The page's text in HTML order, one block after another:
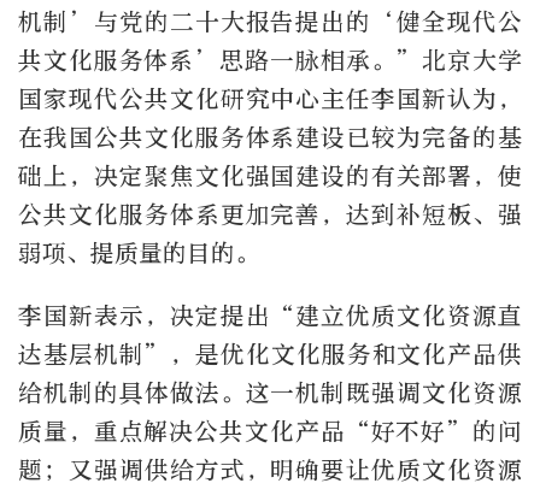
机制’与党的二十大报告提出的‘健全现代公
共文化服务体系’思路一脉相承。”北京大学
国家现代公共文化研究中心主任李国新认为，
在我国公共文化服务体系建设已较为完备的基
础上，决定聚焦文化强国建设的有关部署，使
公共文化服务体系更加完善，达到补短板、强
弱项、提质量的目的。
李国新表示，决定提出“建立优质文化资源直
达基层机制”，是优化文化服务和文化产品供
给机制的具体做法。这一机制既强调文化资源
质量，重点解决公共文化产品“好不好”的问
题；又强调供给方式，明确要让优质文化资源